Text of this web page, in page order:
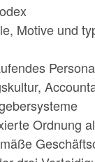
Motive und
Ordnung